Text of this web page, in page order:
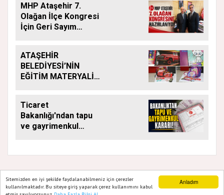
Anladım
Sitemizden en iyi şekilde faydalanabilmeniz için çerezler
kullanılmaktadır. Bu siteye giriş yaparak çerez kullanımını kabul
MHP Ataşehir 7.
Olağan İlçe Kongresi
İçin Geri Sayım
ATAŞEHİR
BELEDİYESİ’NİN
EĞİTİM MATERYALİ
SÜRÜYOR
Ticaret
Bakanlığı'ndan tapu
ve gayrimenkul
yapamayacak